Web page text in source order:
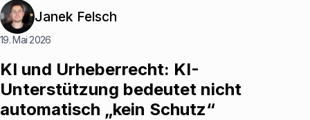
Janek Felsch
19. Mai 2026
KI und Urheberrecht: KI-
Unterstützung bedeutet nicht
automatisch „kein Schutz“